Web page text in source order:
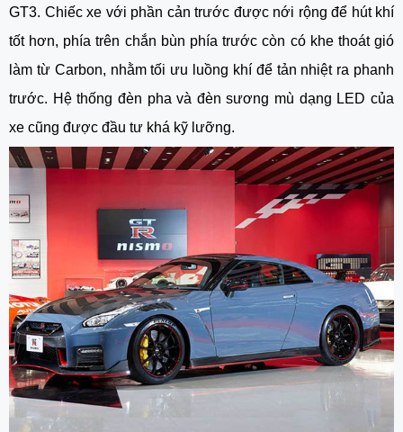
GT3. Chiếc xe với phần cản trước được nới rộng để hút khí
tốt hơn, phía trên chắn bùn phía trước còn có khe thoát gió
làm từ Carbon, nhằm tối ưu luồng khí để tản nhiệt ra phanh
trước. Hệ thống đèn pha và đèn sương mù dạng LED của
xe cũng được đầu tư khá kỹ lưỡng.